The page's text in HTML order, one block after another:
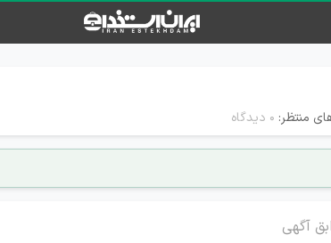
منتظر: ۰ دیدگاه
آگهی